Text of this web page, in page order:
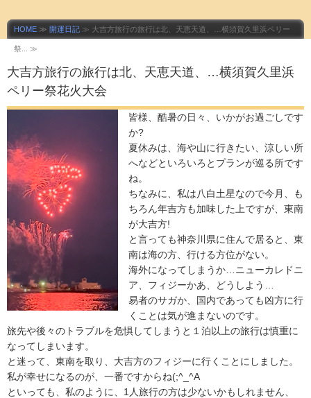
HOME ≫ 開運日記 ≫ 大吉方旅行の旅行は北、天恵天道、…横須賀久里浜ペリー
祭... ≫
大吉方旅行の旅行は北、天恵天道、…横須賀久里浜
ペリー祭花火大会
皆様、酷暑の日々、いかがお過ごしです
か?
夏休みは、海や山に行きたい、涼しい所
へなどといろいろとプランが巡る所です
ね。
ちなみに、私は八白土星なので今月、も
ちろん年吉方も加味した上ですが、東南
が大吉方!
と言っても神奈川県に住んで居ると、東
南は海の方、行ける方位がない。
海外になってしまうか…ニューカレドニ
ア、フィジーかあ、どうしよう…
易者のサガか、国内であっても凶方に行
くことは気が進まないのです。
旅先や後々のトラブルを危惧してしまうと１泊以上の旅行は慎重に
なってしまいます。
と迷って、東南を取り、大吉方のフィジーに行くことにしました。
私が幸せになるのが、一番ですからね(;^_^A
といっても、私のように、1人旅行の方は少ないかもしれません、